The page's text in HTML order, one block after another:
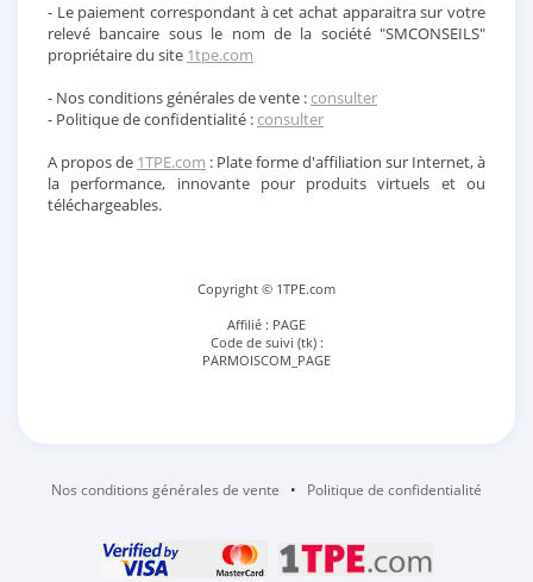
- Le paiement correspondant à cet achat apparaitra sur votre
relevé bancaire sous le nom de la société "SMCONSEILS"
propriétaire du site 1tpe.com
- Nos conditions générales de vente :consulter
- Politique de confidentialité :consulter
A propos de 1TPE.com : Plate forme d'affiliation sur Internet, à
la performance, innovante pour produits virtuels et ou
téléchargeables.
Copyright © 1TPE.com
Affilié : PAGE
Code de suivi (tk) :
PARMOISCOM_PAGE
Nos conditions générales de vente • Politique de confidentialité